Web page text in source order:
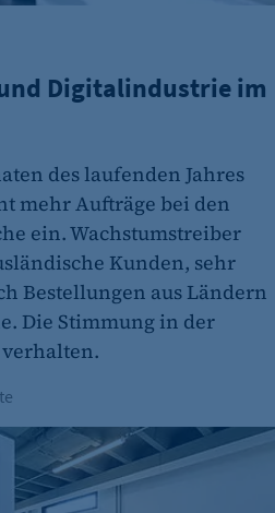
Digitalindustrie im
des laufenden Jahres
mehr Aufträge bei den
ein. Wachstumstreiber
Kunden, sehr
Bestellungen aus Ländern
Die Stimmung in der
Wachstum im ersten